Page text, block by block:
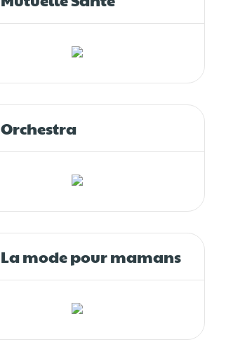
Orchestra
La mode pour mamans